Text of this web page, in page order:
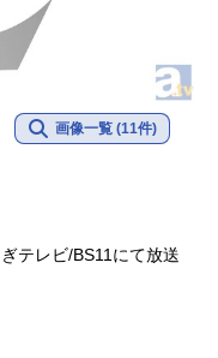
画像一覧 (11件)
テレビ/BS11にて放送